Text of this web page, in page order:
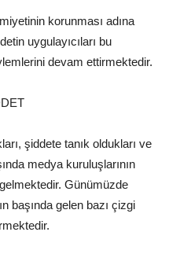
korunması adına
uygulayıcıları bu
devam ettirmektedir.
şiddete tanık oldukları ve
medya kuruluşlarının
Günümüzde
başında gelen bazı çizgi